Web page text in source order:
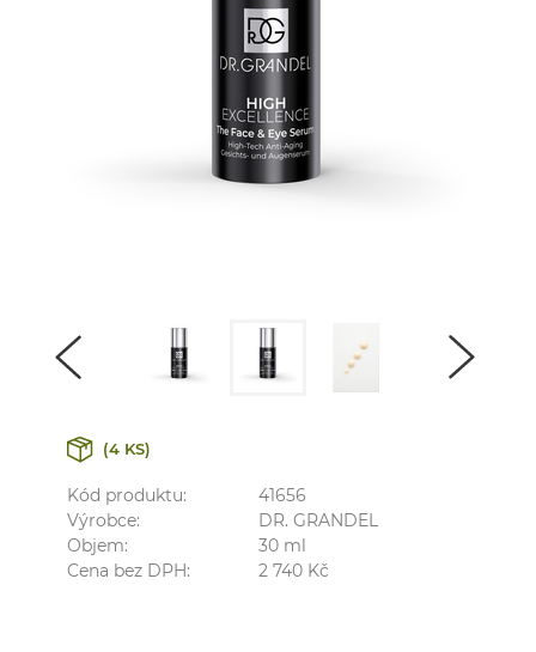
(4 KS)
Kód produktu:
41656
Výrobce:
DR. GRANDEL
Objem:
30 ml
Cena bez DPH:
2 740 Kč